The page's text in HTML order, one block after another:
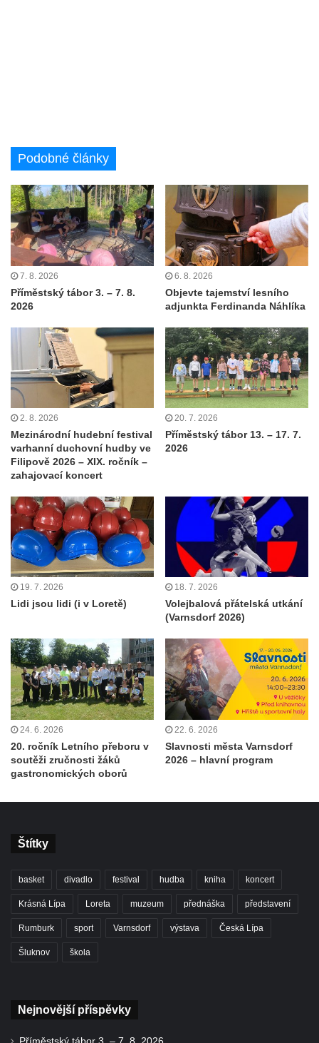
Podobné články
7. 8. 2026
Příměstský tábor 3. – 7. 8.
2026
6. 8. 2026
Objevte tajemství lesního
adjunkta Ferdinanda Náhlíka
2. 8. 2026
Mezinárodní hudební festival
varhanní duchovní hudby ve
Filipově 2026 – XIX. ročník –
zahajovací koncert
20. 7. 2026
Příměstský tábor 13. – 17. 7.
2026
19. 7. 2026
Lidi jsou lidi (i v Loretě)
18. 7. 2026
Volejbalová přátelská utkání
(Varnsdorf 2026)
24. 6. 2026
20. ročník Letního přeboru v
soutěži zručnosti žáků
gastronomických oborů
22. 6. 2026
Slavnosti města Varnsdorf
2026 – hlavní program
Štítky
basket divadlo festival hudba kniha koncert
Krásná Lípa Loreta muzeum přednáška představení
Rumburk sport Varnsdorf výstava Česká Lípa
Šluknov škola
Nejnovější příspěvky